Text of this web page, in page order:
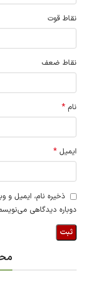
نقاط قوت
نقاط ضعف
نام *
ایمیل *
ذخیره نام، ایمیل و
دوباره دیدگاهی